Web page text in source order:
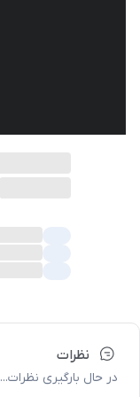
نظرات
در حال بارگیری نظرات...